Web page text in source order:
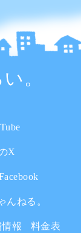
。
X
んねる。
報 料金表